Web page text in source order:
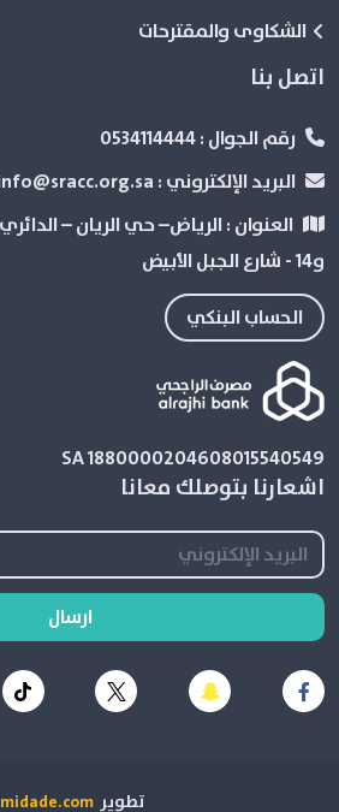
الشكاوى والمقترحات
اتصل بنا
رقم الجوال :
البريد الإلكتروني :
العنوان :
و14 - شارع الجبل الأبيض
الحساب البنكي
SA 1880000204608015540549
اشعارنا بتوصلك معانا
ارسال
تطوير midade.com